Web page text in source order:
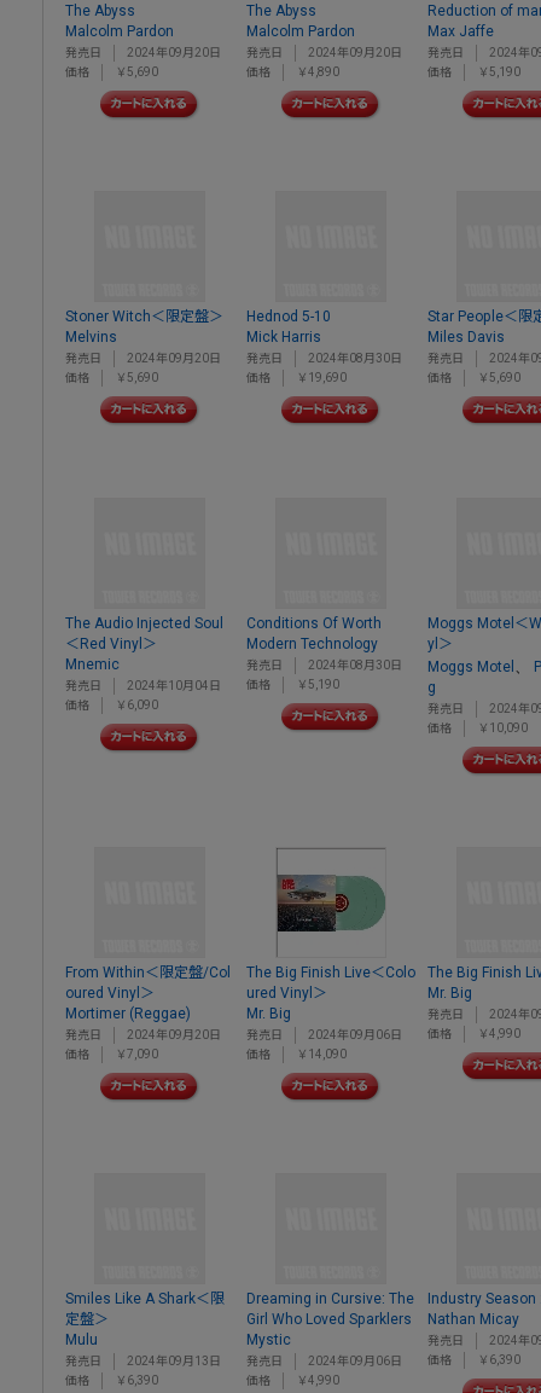
The Abyss
Malcolm Pardon
発売日
2024年09月20日
価格
￥5,690
The Abyss
Malcolm Pardon
発売日
2024年09月20日
価格
￥4,890
Reduction of
Max Jaffe
発売日
2024年
価格
￥5,190
Stoner Witch＜限定盤＞
Melvins
発売日
2024年09月20日
価格
￥5,690
Hednod 5-10
Mick Harris
発売日
2024年08月30日
価格
￥19,690
Star People＜限
Miles Davis
発売日
2024年
価格
￥5,690
The Audio Injected Soul
＜Red Vinyl＞
Mnemic
発売日
2024年10月04日
価格
￥6,090
Conditions Of Worth
Modern Technology
発売日
2024年08月30日
価格
￥5,190
Moggs Motel＜
yl＞
Moggs Motel
g
発売日
2024年
価格
￥10,090
From Within＜限定盤/Col
oured Vinyl＞
Mortimer (Reggae)
発売日
2024年09月20日
価格
￥7,090
The Big Finish Live＜Colo
ured Vinyl＞
Mr. Big
発売日
2024年09月06日
価格
￥14,090
The Big Finish
Mr. Big
発売日
2024年
価格
￥4,990
Smiles Like A Shark＜限
定盤＞
Mulu
発売日
2024年09月13日
価格
￥6,390
Dreaming in Cursive: The
Girl Who Loved Sparklers
Mystic
発売日
2024年09月06日
価格
￥4,990
Industry Season
Nathan Micay
発売日
2024年
価格
￥6,390